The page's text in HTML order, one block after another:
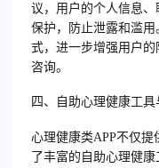
议，用户的个人信息
保护，防止泄露和滥
式，进一步增强用户
咨询。
四、自助心理健康工具
心理健康类APP不仅
了丰富的自助心理健